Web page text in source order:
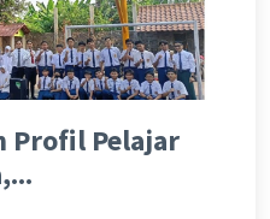
Profil Pelajar